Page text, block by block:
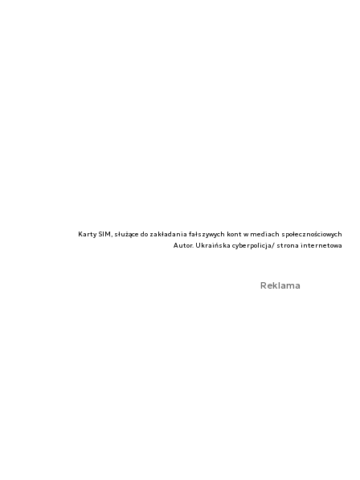
Karty SIM, służące do zakładania fałszywych kont w mediach społecznościowych
Autor. Ukraińska cyberpolicja/ strona internetowa
Reklama